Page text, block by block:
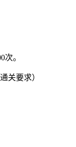
。
关要求）